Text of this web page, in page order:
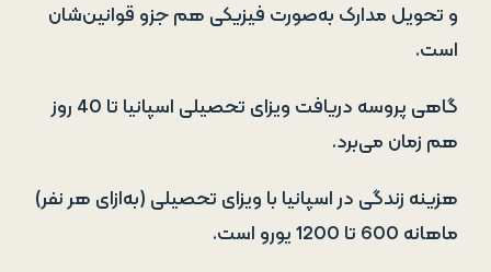
و تحویل مدارک به‌صورت فیزیکی هم جزو قوانین‌شان
است.
گاهی پروسه دریافت ویزای تحصیلی اسپانیا تا 40 روز
هم زمان می‌برد.
هزینه زندگی در اسپانیا با ویزای تحصیلی (به‌ازای هر نفر)
ماهانه 600 تا 1200 یورو است.